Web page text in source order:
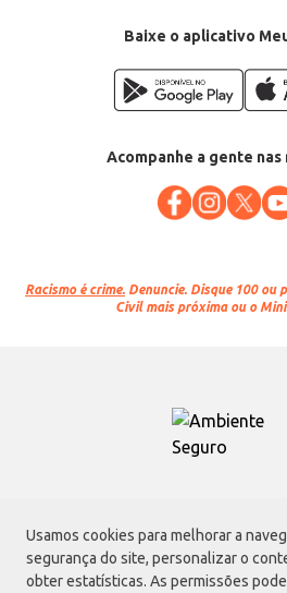
Usamos cookies para melhorar a
segurança do site, personalizar o
obter estatísticas. As permissões
Baixe o aplicativo
Acompanhe a gente nas
Racismo é crime. Denuncie. Disque 100 ou
Civil mais próxima ou o
Atacadão
Avenida Morvan Dias de Figueiredo, 6169,
02170-901 | CNPJ: